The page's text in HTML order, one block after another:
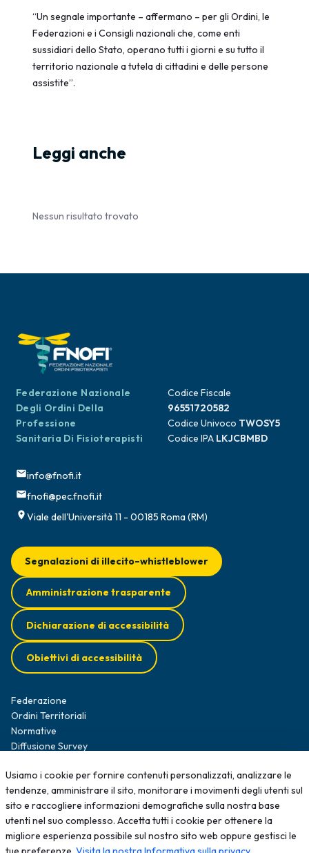
“Un segnale importante – affermano – per gli Ordini, le
Federazioni e i Consigli nazionali che, come enti
sussidiari dello Stato, operano tutti i giorni e su tutto il
territorio nazionale a tutela di cittadini e delle persone
assistite”.
Leggi anche
Nessun risultato trovato
Federazione Nazionale
Degli Ordini Della
Professione
Sanitaria Di Fisioterapisti
Codice Fiscale
96551720582
Codice Univoco TWOSY5
Codice IPA LKJCBMBD
info@fnofi.it
fnofi@pec.fnofi.it
Viale dell'Università 11 - 00185 Roma (RM)
Federazione
Ordini Territoriali
Normative
Diffusione Survey
Formazione
News
Contatti
Segnalazioni di illecito–whistleblower
Amministrazione trasparente
Dichiarazione di accessibilità
Obiettivi di accessibilità
2025 - Tutti i diritti sono riservati; qualsiasi riproduzione, anche
Usiamo i cookie per fornire contenuti personalizzati, analizzare le
tendenze, amministrare il sito, monitorare i movimenti degli utenti sul
sito e raccogliere informazioni demografiche sulla nostra base
utenti nel suo complesso. Accetta tutti i cookie per ottenere la
migliore esperienza possibile sul nostro sito web oppure gestisci le